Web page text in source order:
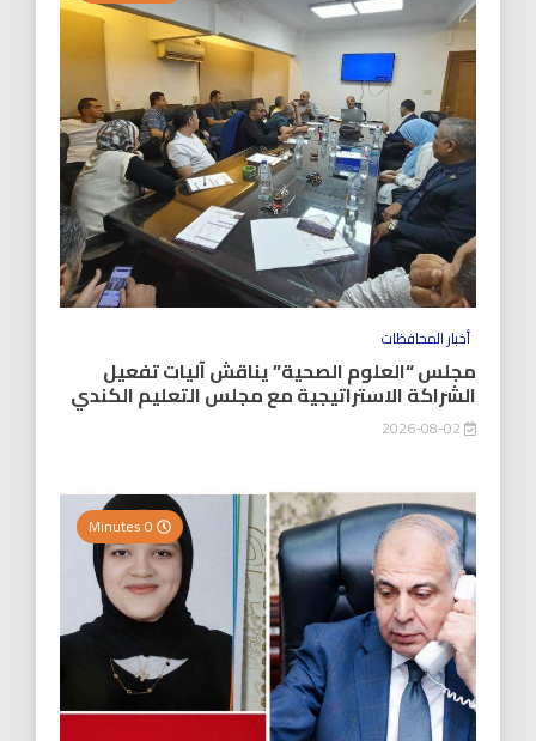
أخبار المحافظات
مجلس “العلوم الصحية” يناقش آليات تفعيل
الشراكة الاستراتيجية مع مجلس التعليم الكندي